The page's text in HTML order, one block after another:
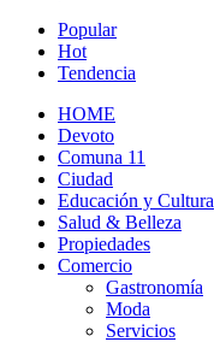
Popular
Hot
Tendencia
HOME
Devoto
Comuna 11
Ciudad
Educación y Cultura
Salud & Belleza
Propiedades
Comercio
Gastronomía
Moda
Servicios